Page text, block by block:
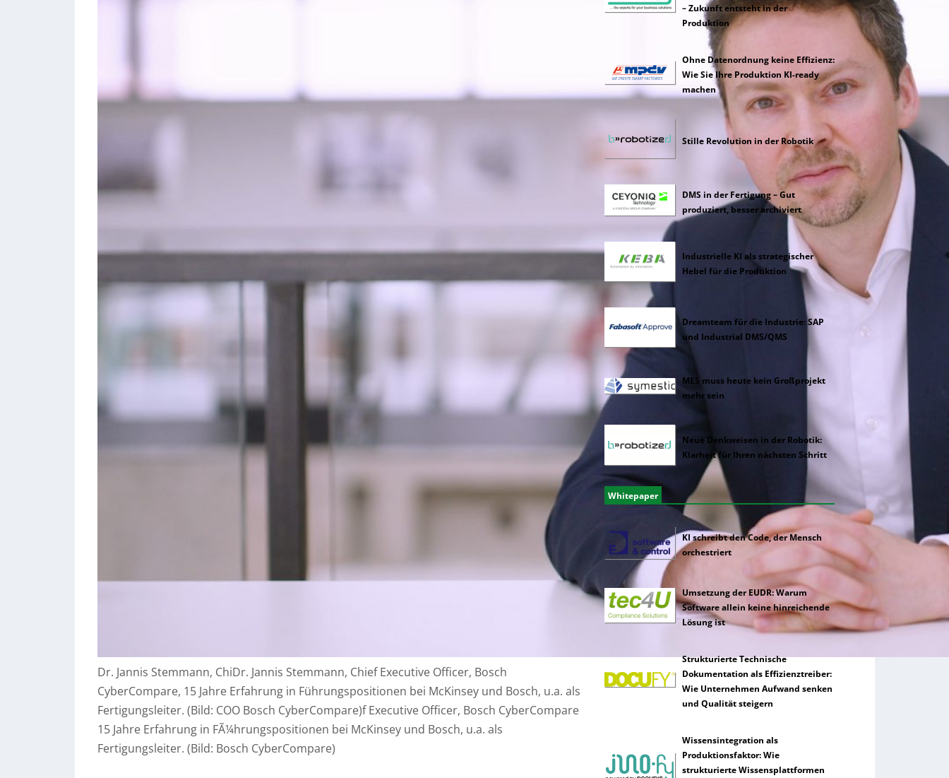
Dr. Jannis Stemmann, ChiDr. Jannis Stemmann, Chief Executive Officer, Bosch
CyberCompare, 15 Jahre Erfahrung in Führungspositionen bei McKinsey und Bosch, u.a. als
Fertigungsleiter. (Bild: COO Bosch CyberCompare)f Executive Officer, Bosch CyberCompare
15 Jahre Erfahrung in FÃ¼hrungspositionen bei McKinsey und Bosch, u.a. als
Fertigungsleiter. (Bild: Bosch CyberCompare)
– Zukunft entsteht in der
Produktion
Ohne Datenordnung keine Effizienz:
Wie Sie Ihre Produktion KI-ready
machen
Stille Revolution in der Robotik
DMS in der Fertigung – Gut
produziert, besser archiviert
Industrielle KI als strategischer
Hebel für die Produktion
Dreamteam für die Industrie: SAP
und Industrial DMS/QMS
MES muss heute kein Großprojekt
mehr sein
Neue Denkweisen in der Robotik:
Klarheit für Ihren nächsten Schritt
Whitepaper
KI schreibt den Code, der Mensch
orchestriert
Umsetzung der EUDR: Warum
Software allein keine hinreichende
Lösung ist
Strukturierte Technische
Dokumentation als Effizienztreiber:
Wie Unternehmen Aufwand senken
und Qualität steigern
Wissensintegration als
Produktionsfaktor: Wie
strukturierte Wissensplattformen